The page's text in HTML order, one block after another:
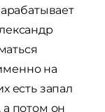
на
есть запал
потом он